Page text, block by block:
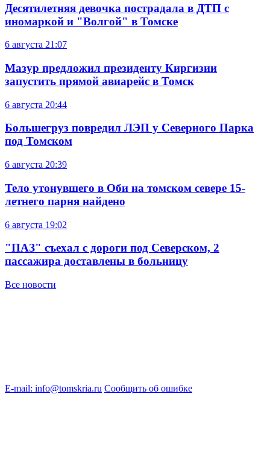
Десятилетняя девочка пострадала в ДТП с
иномаркой и "Волгой" в Томске
6 августа 21:07
Мазур предложил президенту Киргизии
запустить прямой авиарейс в Томск
6 августа 20:44
Большегруз повредил ЛЭП у Северного Парка
под Томском
6 августа 20:39
Тело утонувшего в Оби на томском севере 15-
летнего парня найдено
6 августа 19:02
"ПАЗ" съехал с дороги под Северском, 2
пассажира доставлены в больницу
Все новости
E-mail: info@tomskria.ru Сообщить об ошибке